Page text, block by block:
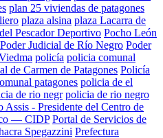
plan 25 viviendas de patagones
plaza alsina plaza Lacarra de
Pescador Deportivo Pocho León
Poder Judicial de Río Negro Poder
policía policia comunal
de Carmen de Patagones Policía
patagones policia de el
de rio negr policia de rio negro
Assis - Presidente del Centro de
— CIDP Portal de Servicios de
Spegazzini Prefectura